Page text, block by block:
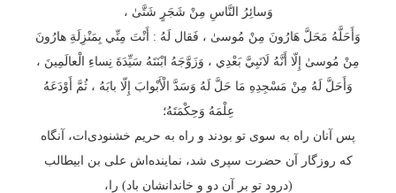
وَسائِرُ النَّاسِ مِنْ شَجَرٍ شَتَّىٰ ،
وَأَحَلَّهُ مَحَلَّ هَارُونَ مِنْ مُوسىٰ ، فَقال لَهُ : أَنْتَ مِنِّي بِمَنْزِلَةِ هارُونَ
مِنْ مُوسىٰ إِلّا أَنَّهُ لَانَبِيَّ بَعْدِي ، وَزَوَّجَهُ ابْنَتَهُ سَيِّدَةَ نِساءِ الْعالَمِينَ ،
وَأَحَلَّ لَهُ مِنْ مَسْجِدِهِ مَا حَلَّ لَهُ وَسَدَّ الْأَبْوابَ إِلّا بابَهُ ، ثُمَّ أَوْدَعَهُ
عِلْمَهُ وَحِكْمَتَهُ؛
پس آنان راه به سوی تو بودند و راه به حریم خشنودی‌ات، آنگاه
که روزگار آن حضرت سپری شد، نماینده‌اش علی بن ابیطالب
(درود تو بر آن دو و خاندانشان باد) را،